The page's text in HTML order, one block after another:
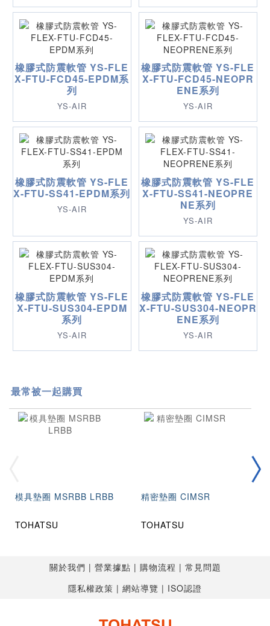
橡膠式防震軟管 YS-FLE
X-FTU-FCD45-EPDM系
列
YS-AIR
橡膠式防震軟管 YS-FLE
X-FTU-FCD45-NEOPR
ENE系列
YS-AIR
橡膠式防震軟管 YS-FLE
X-FTU-SS41-EPDM系列
YS-AIR
橡膠式防震軟管 YS-FLE
X-FTU-SS41-NEOPRE
NE系列
YS-AIR
橡膠式防震軟管 YS-FLE
X-FTU-SUS304-EPDM
系列
YS-AIR
橡膠式防震軟管 YS-FLE
X-FTU-SUS304-NEOPR
ENE系列
YS-AIR
最常被一起購買
模具墊圈 MSRBB LRBB
TOHATSU
精密墊圈 CIMSR
TOHATSU
關於我們 營業據點 購物流程
常見問題
隱私權政策
網站導覽 ISO認證